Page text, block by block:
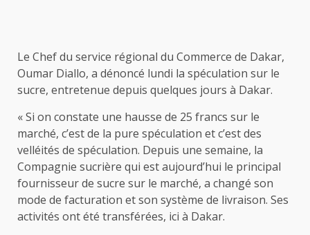
Le Chef du service régional du Commerce de Dakar,
Oumar Diallo, a dénoncé lundi la spéculation sur le
sucre, entretenue depuis quelques jours à Dakar.
« Si on constate une hausse de 25 francs sur le
marché, c’est de la pure spéculation et c’est des
velléités de spéculation. Depuis une semaine, la
Compagnie sucrière qui est aujourd’hui le principal
fournisseur de sucre sur le marché, a changé son
mode de facturation et son système de livraison. Ses
activités ont été transférées, ici à Dakar.